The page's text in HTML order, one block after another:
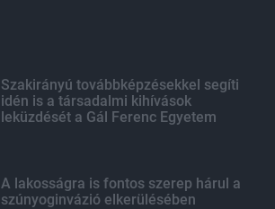
Szakirányú továbbképzésekkel segíti
idén is a társadalmi kihívások
leküzdését a Gál Ferenc Egyetem
A lakosságra is fontos szerep hárul a
szúnyoginvázió elkerülésében